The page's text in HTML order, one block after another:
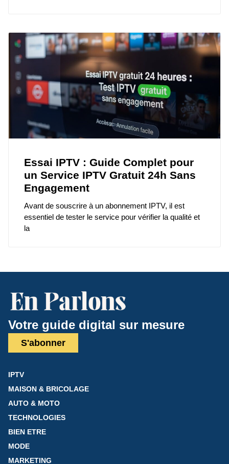
Essai IPTV : Guide Complet pour
un Service IPTV Gratuit 24h Sans
Engagement
Avant de souscrire à un abonnement IPTV, il est
essentiel de tester le service pour vérifier la qualité et
la
Votre guide digital sur mesure
S'abonner
IPTV
MAISON & BRICOLAGE
AUTO & MOTO
TECHNOLOGIES
BIEN ETRE
MODE
MARKETING